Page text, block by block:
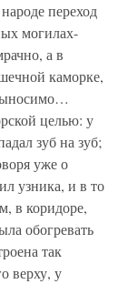
переход
могилах-
а в
каморке,
целью: у
зуб на зуб;
уже о
узника, и в то
в коридоре,
обогревать
так
верху, у